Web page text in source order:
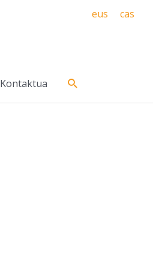
eus cas
Kontaktua Search